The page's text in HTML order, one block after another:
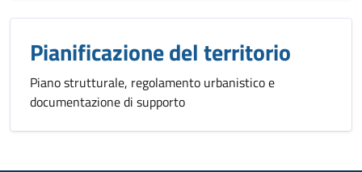
Pianificazione del territorio
Piano strutturale, regolamento urbanistico e
documentazione di supporto